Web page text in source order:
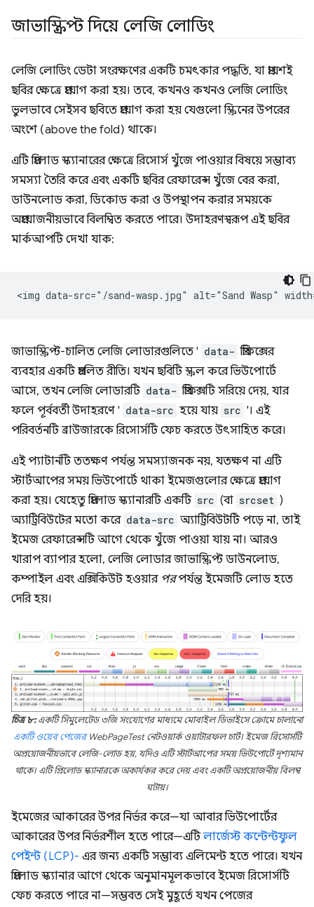
জাভাস্ক্রিপ্ট দিয়ে লেজি লোডিং
লেজি লোডিং ডেটা সংরক্ষণের একটি চমৎকার পদ্ধতি, যা প্রায়শই
ছবির ক্ষেত্রে প্রয়োগ করা হয়। তবে, কখনও কখনও লেজি লোডিং
ভুলভাবে সেইসব ছবিতে প্রয়োগ করা হয় যেগুলো স্ক্রিনের উপরের
অংশে (above the fold) থাকে।
এটি প্রিলোড স্ক্যানারের ক্ষেত্রে রিসোর্স খুঁজে পাওয়ার বিষয়ে সম্ভাব্য
সমস্যা তৈরি করে এবং একটি ছবির রেফারেন্স খুঁজে বের করা,
ডাউনলোড করা, ডিকোড করা ও উপস্থাপন করার সময়কে
অপ্রয়োজনীয়ভাবে বিলম্বিত করতে পারে। উদাহরণস্বরূপ এই ছবির
মার্কআপটি দেখা যাক:
জাভাস্ক্রিপ্ট-চালিত লেজি লোডারগুলিতে ' data- প্রিফিক্সের
ব্যবহার একটি প্রচলিত রীতি। যখন ছবিটি স্ক্রল করে ভিউপোর্টে
আসে, তখন লেজি লোডারটি data- প্রিফিক্সটি সরিয়ে দেয়, যার
ফলে পূর্ববর্তী উদাহরণে ' data-src হয়ে যায় src '। এই
পরিবর্তনটি ব্রাউজারকে রিসোর্সটি ফেচ করতে উৎসাহিত করে।
এই প্যাটার্নটি ততক্ষণ পর্যন্ত সমস্যাজনক নয়, যতক্ষণ না এটি
স্টার্টআপের সময় ভিউপোর্টে থাকা ইমেজগুলোর ক্ষেত্রে প্রয়োগ
করা হয়। যেহেতু প্রিলোড স্ক্যানারটি একটি src (বা srcset )
অ্যাট্রিবিউটের মতো করে data-src অ্যাট্রিবিউটটি পড়ে না, তাই
ইমেজ রেফারেন্সটি আগে থেকে খুঁজে পাওয়া যায় না। আরও
খারাপ ব্যাপার হলো, লেজি লোডার জাভাস্ক্রিপ্ট ডাউনলোড,
কম্পাইল এবং এক্সিকিউট হওয়ার পরপর্যন্ত ইমেজটি লোড হতে
দেরি হয়।
চিত্র ৮:একটি সিমুলেটেড ৩জি সংযোগের মাধ্যমে মোবাইল ডিভাইসে ক্রোমে চালানো
একটি ওয়েব পেজেরWebPageTest নেটওয়ার্ক ওয়াটারফল চার্ট। ইমেজ রিসোর্সটি
অপ্রয়োজনীয়ভাবে লেজি-লোড হয়, যদিও এটি স্টার্টআপের সময় ভিউপোর্টে দৃশ্যমান
থাকে। এটি প্রিলোড স্ক্যানারকে অকার্যকর করে দেয় এবং একটি অপ্রয়োজনীয় বিলম্ব
ঘটায়।
ইমেজের আকারের উপর নির্ভর করে—যা আবার ভিউপোর্টের
আকারের উপর নির্ভরশীল হতে পারে—এটিলার্জেস্ট কন্টেন্টফুল
পেইন্ট (LCP)- এর জন্য একটি সম্ভাব্য এলিমেন্ট হতে পারে। যখন
প্রিলোড স্ক্যানার আগে থেকে অনুমানমূলকভাবে ইমেজ রিসোর্সটি
ফেচ করতে পারে না—সম্ভবত সেই মুহূর্তে যখন পেজের